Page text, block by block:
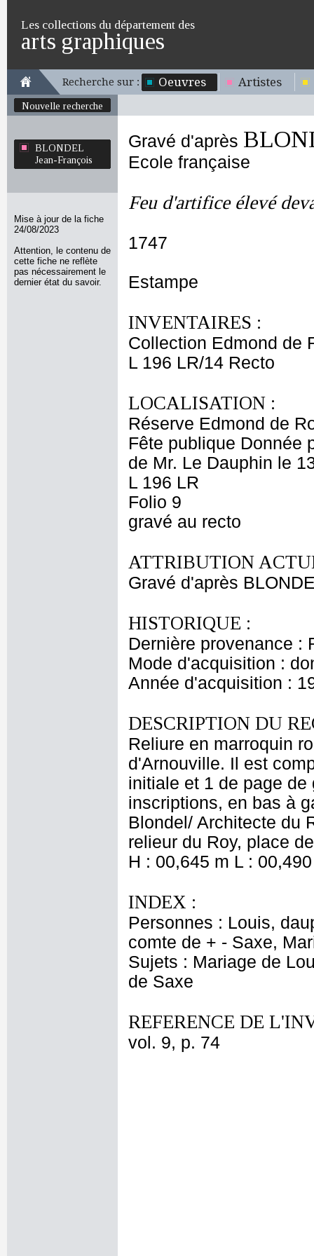
Les collections du département des
arts graphiques
Recherche sur : Oeuvres Artistes
Nouvelle recherche
BLONDEL
Jean-François
Mise à jour de la fiche
24/08/2023
Attention, le contenu de
cette fiche ne reflète
pas nécessairement le
dernier état du savoir.
Gravé d'après
Ecole française
Feu d'artifice élevé
1747
Estampe
INVENTAIRES :
Collection Edmond de
L 196 LR/14 Recto
LOCALISATION :
Réserve Edmond de
Fête publique Donnée
de Mr. Le Dauphin le
L 196 LR
Folio 9
gravé au recto
ATTRIBUTION
Gravé d'après
HISTORIQUE :
Dernière provenance :
Mode d'acquisition :
Année d'acquisition :
DESCRIPTION DU
Reliure en marroquin
d'Arnouville. Il est
initiale et 1 de page
inscriptions, en bas à
Blondel/ Architecte du
relieur du Roy, place
H : 00,645 m L :
INDEX :
Personnes : Louis,
comte de + - Saxe,
Sujets : Mariage de
de Saxe
REFERENCE DE
vol. 9, p. 74